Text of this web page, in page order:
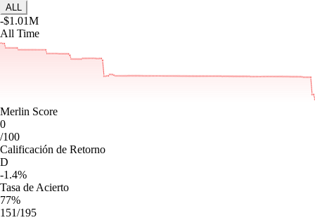
ALL
-$1.01M
All Time
Merlin Score
0
/100
Calificación de Retorno
D
-1.4%
Tasa de Acierto
77%
151/195